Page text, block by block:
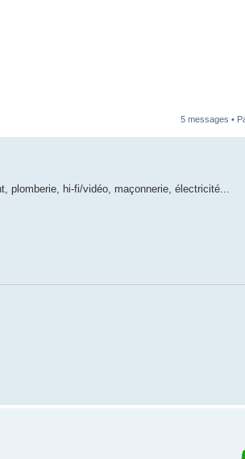
5 messages •
plomberie, hi-fi/vidéo, maçonnerie, électricité...